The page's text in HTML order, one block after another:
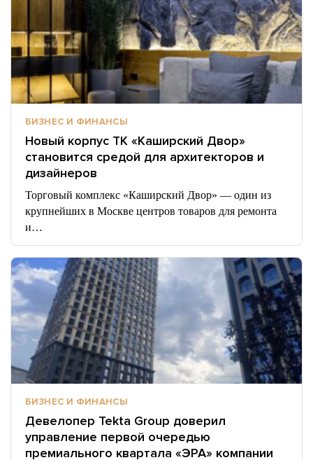
БИЗНЕС И ФИНАНСЫ
Новый корпус ТК «Каширский Двор»
становится средой для архитекторов и
дизайнеров
Торговый комплекс «Каширский Двор» — один из
крупнейших в Москве центров товаров для ремонта
и…
БИЗНЕС И ФИНАНСЫ
Девелопер Tekta Group доверил
управление первой очередью
премиального квартала «ЭРА» компании